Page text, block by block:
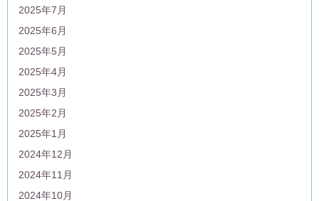
2025年7月
2025年6月
2025年5月
2025年4月
2025年3月
2025年2月
2025年1月
2024年12月
2024年11月
2024年10月